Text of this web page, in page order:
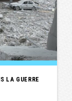
LA GUERRE